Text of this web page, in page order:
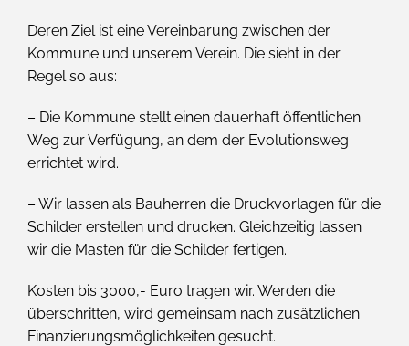
Deren Ziel ist eine Vereinbarung zwischen der
Kommune und unserem Verein. Die sieht in der
Regel so aus:
– Die Kommune stellt einen dauerhaft öffentlichen
Weg zur Verfügung, an dem der Evolutionsweg
errichtet wird.
– Wir lassen als Bauherren die Druckvorlagen für die
Schilder erstellen und drucken. Gleichzeitig lassen
wir die Masten für die Schilder fertigen.
Kosten bis 3000,- Euro tragen wir. Werden die
überschritten, wird gemeinsam nach zusätzlichen
Finanzierungsmöglichkeiten gesucht.